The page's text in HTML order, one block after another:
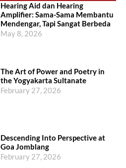
Hearing Aid dan Hearing
Amplifier: Sama-Sama Membantu
Mendengar, Tapi Sangat Berbeda
May 8, 2026
The Art of Power and Poetry in
the Yogyakarta Sultanate
February 27, 2026
Descending Into Perspective at
Goa Jomblang
February 27, 2026